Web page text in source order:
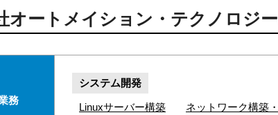
オートメイション・テクノロジ
務
システム開発
Linuxサーバー構築 ネットワーク構築